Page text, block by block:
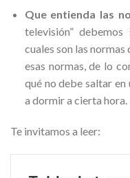
Que entienda las
televisión”
cuales son las
esas normas, de lo
qué no debe saltar
a dormir a cierta hora.
Te invitamos a leer: